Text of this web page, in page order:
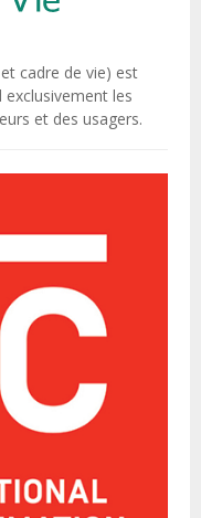
cadre de vie) est
les
et des usagers.